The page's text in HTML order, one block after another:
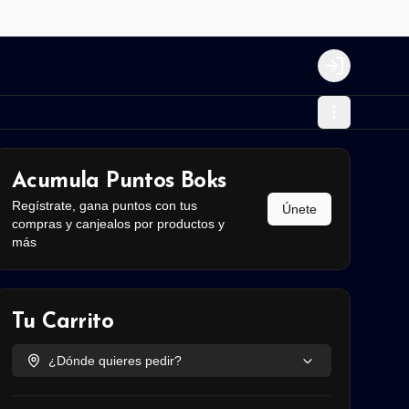
Login
Acumula Puntos Boks
Regístrate, gana puntos con tus
compras y canjealos por productos y
más
Únete
Tu Carrito
¿Dónde quieres pedir?